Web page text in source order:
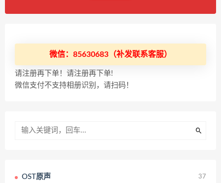
微信：85630683（补发联系客服）
请注册再下单！请注册再下单!
微信支付不支持相册识别，请扫码！
OST原声 37